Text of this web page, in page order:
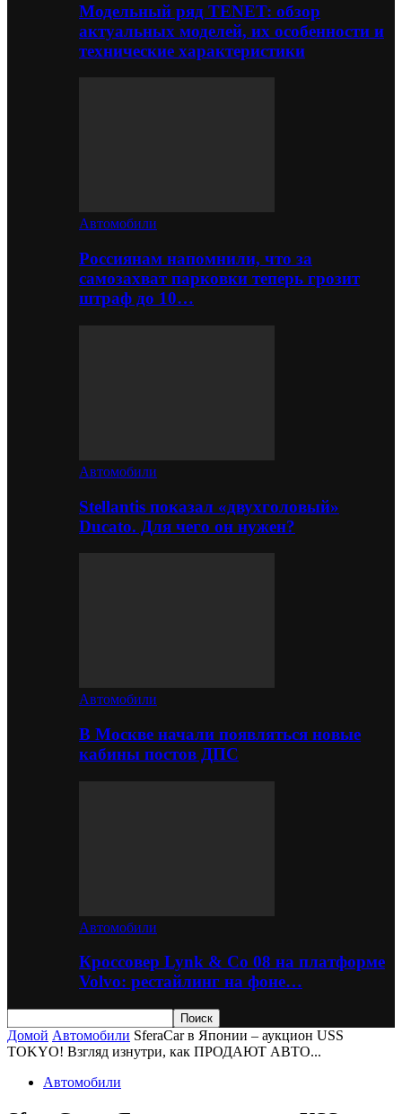
Модельный ряд TENET: обзор
актуальных моделей, их особенности и
технические характеристики
Автомобили
Россиянам напомнили, что за
самозахват парковки теперь грозит
штраф до 10…
Автомобили
Stellantis показал «двухголовый»
Ducato. Для чего он нужен?
Автомобили
В Москве начали появляться новые
кабины постов ДПС
Автомобили
Кроссовер Lynk & Co 08 на платформе
Volvo: рестайлинг на фоне…
Домой Автомобили SferaCar в Японии – аукцион USS
TOKYO! Взгляд изнутри, как ПРОДАЮТ АВТО...
Автомобили